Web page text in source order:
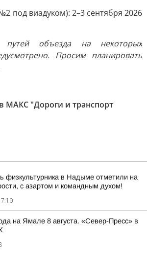
под виадуком): 2–3 сентября 2026
путей объезда на некоторых
Просим планировать
МАКС "Дороги и транспорт
физкультурника в Надыме отметили на
с азартом и командным духом!
на Ямале 8 августа. «Север-Пресс» в